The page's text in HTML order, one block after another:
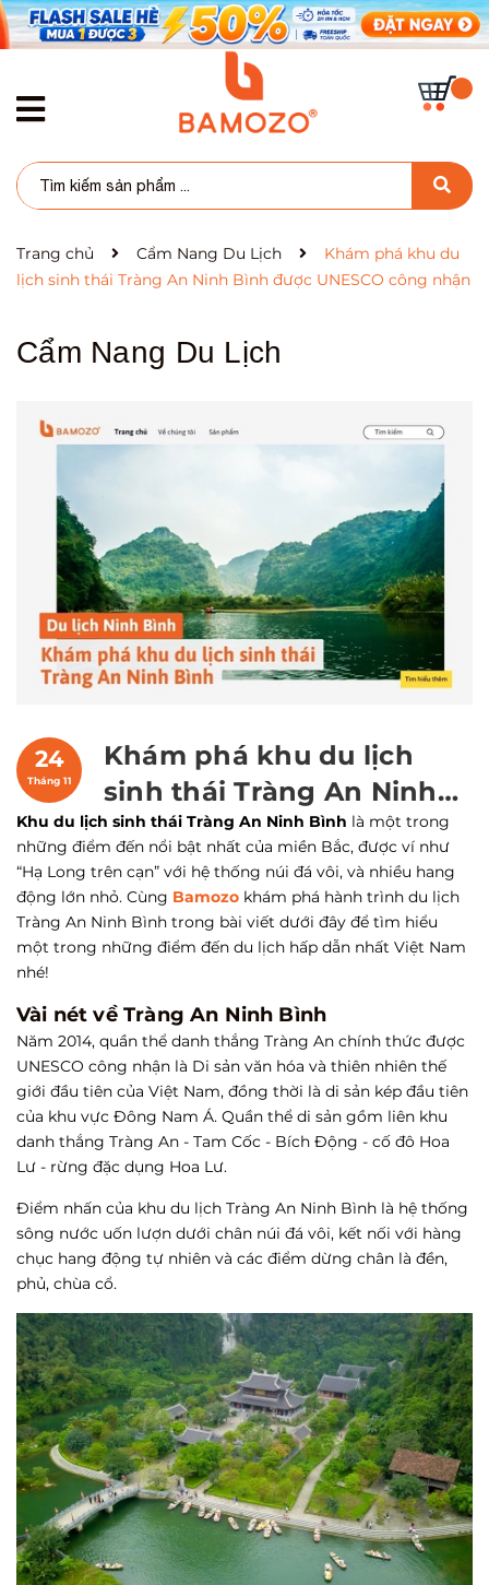
Trang chủ Cẩm Nang Du Lịch
Khám phá khu du
lịch sinh thái Tràng An Ninh Bình được UNESCO công nhận
Cẩm Nang Du Lịch
24
Tháng 11
Khám phá khu du lịch
sinh thái Tràng An Ninh
Bình được UNESCO công
nhận
Khu du lịch sinh thái Tràng An Ninh Bình là một trong
những điểm đến nổi bật nhất của miền Bắc, được ví như
“Hạ Long trên cạn” với hệ thống núi đá vôi, và nhiều hang
động lớn nhỏ. Cùng Bamozo khám phá hành trình du lịch
Tràng An Ninh Bình trong bài viết dưới đây để tìm hiểu
một trong những điểm đến du lịch hấp dẫn nhất Việt Nam
nhé!
Vài nét về Tràng An Ninh Bình
Năm 2014, quần thể danh thắng Tràng An chính thức được
UNESCO công nhận là Di sản văn hóa và thiên nhiên thế
giới đầu tiên của Việt Nam, đồng thời là di sản kép đầu tiên
của khu vực Đông Nam Á. Quần thể di sản gồm liên khu
danh thắng Tràng An - Tam Cốc - Bích Động - cố đô Hoa
Lư - rừng đặc dụng Hoa Lư.
Điểm nhấn của khu du lịch Tràng An Ninh Bình là hệ thống
sông nước uốn lượn dưới chân núi đá vôi, kết nối với hàng
chục hang động tự nhiên và các điểm dừng chân là đền,
phủ, chùa cổ.